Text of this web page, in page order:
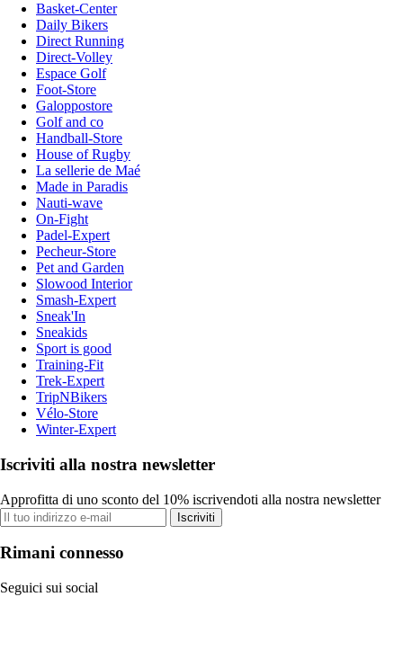
Basket-Center
Daily Bikers
Direct Running
Direct-Volley
Espace Golf
Foot-Store
Galoppostore
Golf and co
Handball-Store
House of Rugby
La sellerie de Maé
Made in Paradis
Nauti-wave
On-Fight
Padel-Expert
Pecheur-Store
Pet and Garden
Slowood Interior
Smash-Expert
Sneak'In
Sneakids
Sport is good
Training-Fit
Trek-Expert
TripNBikers
Vélo-Store
Winter-Expert
Iscriviti alla nostra newsletter
Approfitta di uno sconto del 10% iscrivendoti alla nostra newsletter
Iscriviti
Rimani connesso
Seguici sui social